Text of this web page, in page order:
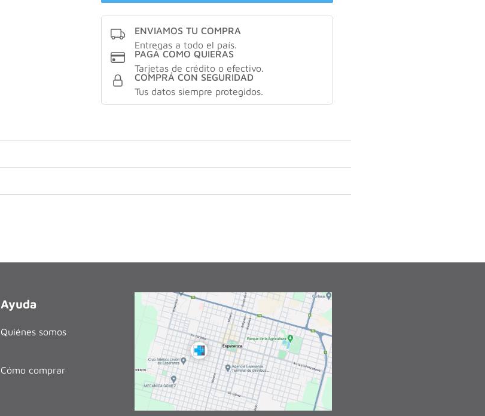
ENVIAMOS TU COMPRA
Entregas a todo el país.
PAGÁ COMO QUIERAS
Tarjetas de crédito o efectivo.
COMPRÁ CON SEGURIDAD
Tus datos siempre protegidos.
Ayuda
Quiénes somos
Cómo comprar